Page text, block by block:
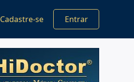
Cadastre-se Entrar